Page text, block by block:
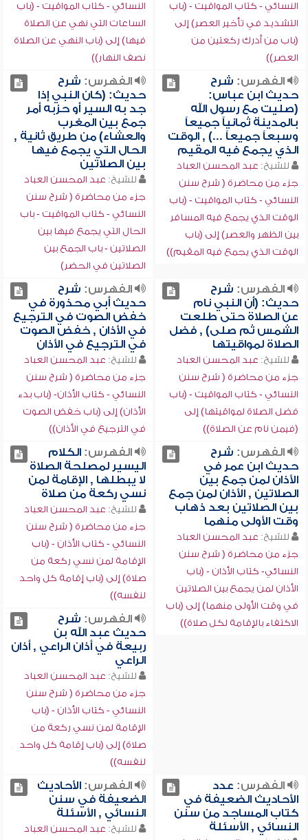
النسائي - كتاب المواقيت - (باب
التشديد في تأخير العصر) إلى
(باب من أدرك ركعتين من
العصر))
النسائي - كتاب المواقيت - (باب
الساعات التي نهي عن الصلاة
فيها) إلى (باب النهي عن الصلاة
نصف النهار))
الفهرس: شرح
حديث ابن عباس:
(صليت مع رسول الله
بالمدينة ثمانياً جميعاً
وسبعاً جميعاً ...) , الوقت
الذي يجمع فيه المقيم
للشيخ: عبد المحسن العباد
جزء من محاضرة ( شرح سنن
النسائي - كتاب المواقيت - (باب
الوقت الذي يجمع فيه المسافر
بين الظهر والعصر) إلى (باب
الوقت الذي يجمع فيه المقيم))
الفهرس: شرح
حديث: (كان النبي إذا
جد به السير أو حزبه أمر
جمع بين المغرب
والعشاء) من طريق ثانية ,
الحال التي يجمع فيها
بين الصلاتين
للشيخ: عبد المحسن العباد
جزء من محاضرة ( شرح سنن
النسائي - كتاب المواقيت - باب
الحال التي يجمع فيها بين
الصلاتين - باب الجمع بين
الصلاتين في الحضر)
الفهرس: شرح
حديث: (أن النبي نام
عن الصلاة حتى طلعت
الشمس ثم صلى) , فضل
الصلاة لمواقيتها
للشيخ: عبد المحسن العباد
جزء من محاضرة ( شرح سنن
النسائي - كتاب المواقيت - (باب
فضل الصلاة لمواقيتها) إلى
(فيمن نام عن الصلاة))
الفهرس: شرح
حديث أبي محذورة في
خفض الصوت في الترجيع
في الأذان , خفض الصوت
في الترجيع في الأذان
للشيخ: عبد المحسن العباد
جزء من محاضرة ( شرح سنن
النسائي - كتاب الأذان- (باب بدء
الأذان) إلى (باب خفض الصوت
في الترجيع في الأذان))
الفهرس: شرح
حديث ابن عمر في
الأذان لمن جمع بين
الصلاتين , الأذان لمن جمع
بين الصلاتين بعد ذهاب
وقت الأولى منهما
للشيخ: عبد المحسن العباد
جزء من محاضرة ( شرح سنن
النسائي- كتاب الأذان - (باب
الأذان لمن يجمع بين الصلاتين
في وقت الأولى منهما) إلى (باب
الاكتفاء بالإقامة لكل صلاة))
الفهرس:الكلام
اليسير لمصلحة الصلاة
لا يبطلها , الإقامة لمن
نسي ركعة من صلاة
للشيخ: عبد المحسن العباد
جزء من محاضرة ( شرح سنن
النسائي - كتاب الأذان - (باب
الإقامة لمن نسي ركعة من
صلاة) إلى (باب إقامة كل واحد
لنفسه))
الفهرس: شرح
حديث عبد الله بن
ربيعة في أذان الراعي , أذان
الراعي
للشيخ: عبد المحسن العباد
جزء من محاضرة ( شرح سنن
النسائي - كتاب الأذان - (باب
الإقامة لمن نسي ركعة من
صلاة) إلى (باب إقامة كل واحد
لنفسه))
الفهرس: عدد
الأحاديث الضعيفة في
كتاب المساجد من سنن
النسائي , الأسئلة
الفهرس:الأحاديث
الضعيفة في سنن
النسائي , الأسئلة
للشيخ: عبد المحسن العباد